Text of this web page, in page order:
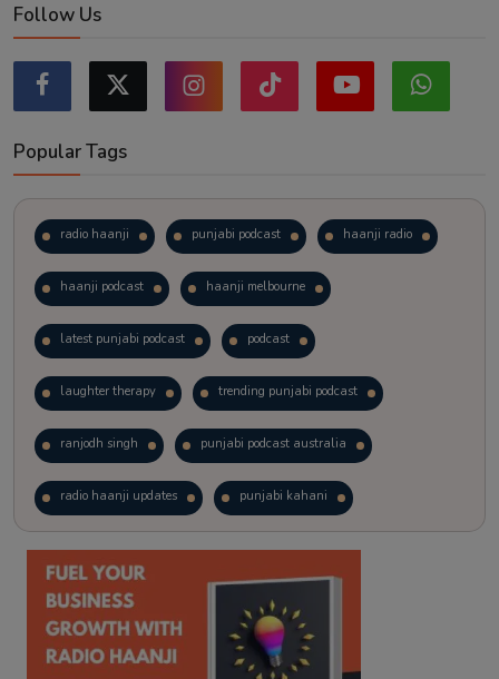
Follow Us
Popular Tags
radio haanji punjabi podcast haanji radio
haanji podcast haanji melbourne
latest punjabi podcast podcast
laughter therapy trending punjabi podcast
ranjodh singh punjabi podcast australia
radio haanji updates punjabi kahani
kitaab kahani punjabi story